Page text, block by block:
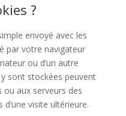
?
envoyé avec les
par votre navigateur
ou d’un autre
sont stockées peuvent
ou aux serveurs des
visite ultérieure.